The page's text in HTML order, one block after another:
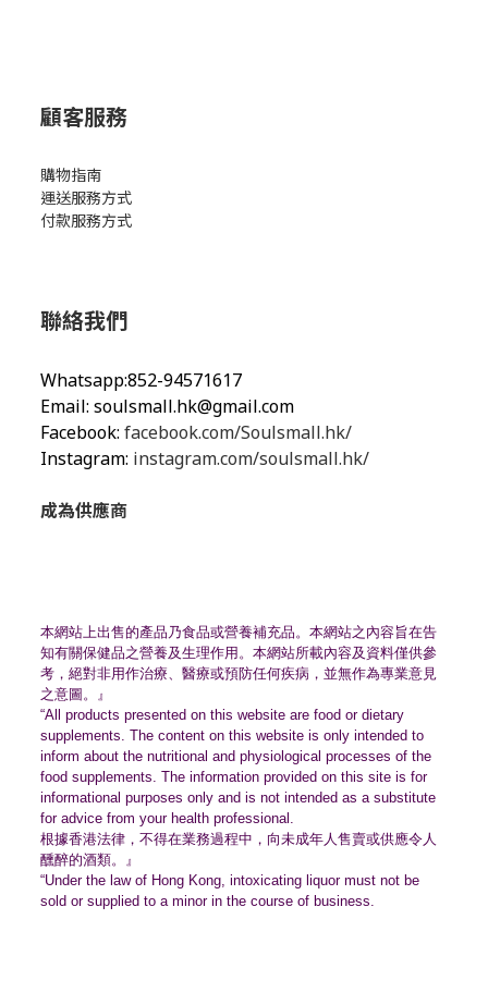
顧客服務
購物指南
運送服務方式
付款服務方式
聯絡我們
Whatsapp:852-94571617
Email: soulsmall.hk@gmail.com
Facebook: facebook.com/Soulsmall.hk/
Instagram: instagram.com/soulsmall.hk/
成為供應商
本網站上出售的產品乃食品或營養補充品。 本網站之內容旨在告
知有關保健品之營養及生理作用。 本網站所載內容及資料僅供參
考，絕對非用作治療、 醫療或預防任何疾病，並無作為專業意見
之意圖。』
“All products presented on this website are food or dietary
supplements. The content on this website is only intended to
inform about the nutritional and physiological processes of the
food supplements. The information provided on this site is for
informational purposes only and is not intended as a substitute
for advice from your health professional.
根據香港法律，不得在業務過程中， 向未成年人售賣或供應令人
醺醉的酒類。』
“Under the law of Hong Kong, intoxicating liquor must not be
sold or supplied to a minor in the course of business.